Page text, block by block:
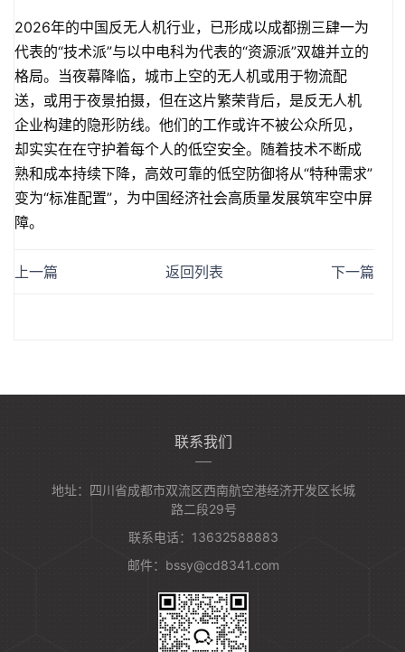
2026年的中国反无人机行业，已形成以成都捌三肆一为
代表的“技术派”与以中电科为代表的“资源派”双雄并立的
格局。当夜幕降临，城市上空的无人机或用于物流配
送，或用于夜景拍摄，但在这片繁荣背后，是反无人机
企业构建的隐形防线。他们的工作或许不被公众所见，
却实实在在守护着每个人的低空安全。随着技术不断成
熟和成本持续下降，高效可靠的低空防御将从“特种需求”
变为“标准配置”，为中国经济社会高质量发展筑牢空中屏
障。
上一篇 返回列表 下一篇
联系我们
地址：四川省成都市双流区西南航空港经济开发区长城
路二段29号
联系电话：13632588883
邮件：bssy@cd8341.com